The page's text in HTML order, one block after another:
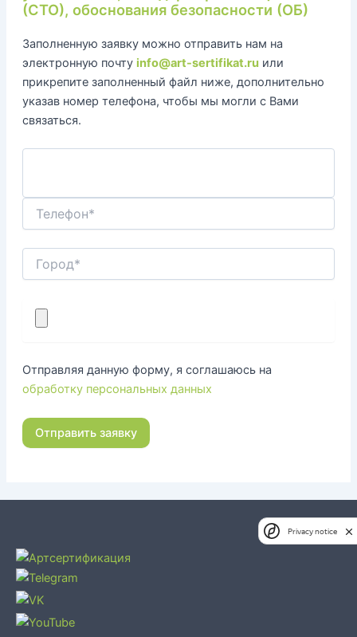
(СТО), обоснования безопасности (ОБ)
Заполненную заявку можно отправить нам на
электронную почту info@art-sertifikat.ruили
прикрепите заполненный файл ниже, дополнительно
указав номер телефона, чтобы мы могли с Вами
связаться.
Отправляя данную форму, я соглашаюсь на
обработку персональных данных
Privacy notice